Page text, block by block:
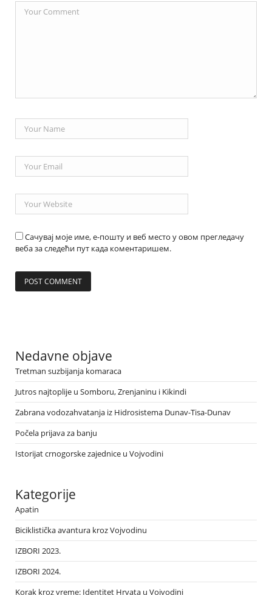
Сачувај моје име, е-пошту и веб место у овом прегледачу
веба за следећи пут када коментаришем.
Nedavne objave
Tretman suzbijanja komaraca
Jutros najtoplije u Somboru, Zrenjaninu i Kikindi
Zabrana vodozahvatanja iz Hidrosistema Dunav-Tisa-Dunav
Počela prijava za banju
Istorijat crnogorske zajednice u Vojvodini
Kategorije
Apatin
Biciklistička avantura kroz Vojvodinu
IZBORI 2023.
IZBORI 2024.
Korak kroz vreme: Identitet Hrvata u Vojvodini